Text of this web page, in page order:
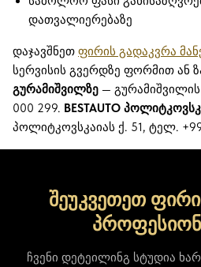
დათვალიერებაზე
დაჯავშნეთ ფირის გადაკვრა
სერვისის გვერდზე ფორმით ან
გურამიშვილზე —
000 299. BESTAUTO
პოლიტკოვსკაიას ქ. 51, ტელ.
შეუკვეთეთ
ჩვენი დეტეილინგ სტუდია